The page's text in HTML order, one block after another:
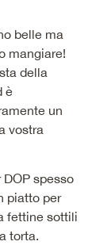
belle ma
mangiare!
della
è
un
vostra
spesso
piatto per
fettine sottili
torta.